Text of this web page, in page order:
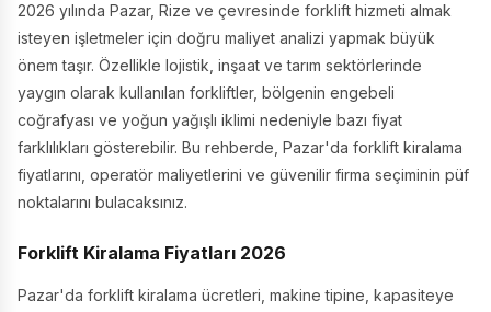
2026 yılında Pazar, Rize ve çevresinde forklift hizmeti almak
isteyen işletmeler için doğru maliyet analizi yapmak büyük
önem taşır. Özellikle lojistik, inşaat ve tarım sektörlerinde
yaygın olarak kullanılan forkliftler, bölgenin engebeli
coğrafyası ve yoğun yağışlı iklimi nedeniyle bazı fiyat
farklılıkları gösterebilir. Bu rehberde, Pazar'da forklift kiralama
fiyatlarını, operatör maliyetlerini ve güvenilir firma seçiminin püf
noktalarını bulacaksınız.
Forklift Kiralama Fiyatları 2026
Pazar'da forklift kiralama ücretleri, makine tipine, kapasiteye